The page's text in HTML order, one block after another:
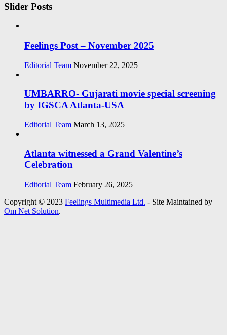
Slider Posts
Feelings Post – November 2025
Editorial Team November 22, 2025
UMBARRO- Gujarati movie special screening
by IGSCA Atlanta-USA
Editorial Team March 13, 2025
Atlanta witnessed a Grand Valentine’s
Celebration
Editorial Team February 26, 2025
Copyright © 2023 Feelings Multimedia Ltd. - Site Maintained by
Om Net Solution.